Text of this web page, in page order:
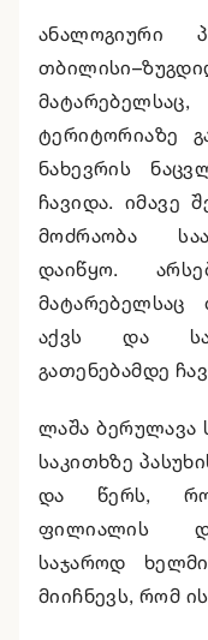
ანალოგიური
ტერიტორიაზე
ნახევრის
ჩავიდა. იმავე
მოძრაობა
დაიწყო.
მატარებელსაც
აქვს და
გათენებამდე
ლაშა ბერულავა
საკითხზე
და წერს,
ფილიალის
საჯაროდ
მიიჩნევს, რომ